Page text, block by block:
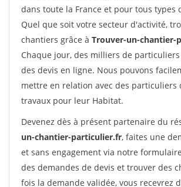
dans toute la France et pour tous types
Quel que soit votre secteur d'activité,
chantiers grâce à Trouver-un-chantier-
Chaque jour, des milliers de
des devis en ligne. Nous pouvons
mettre en relation avec des particuliers
travaux pour leur Habitat.
Devenez dès à présent partenaire du
un-chantier-particulier.fr, faites une
et sans engagement via notre
des demandes de devis et trouver des
fois la demande validée, vous recevrez